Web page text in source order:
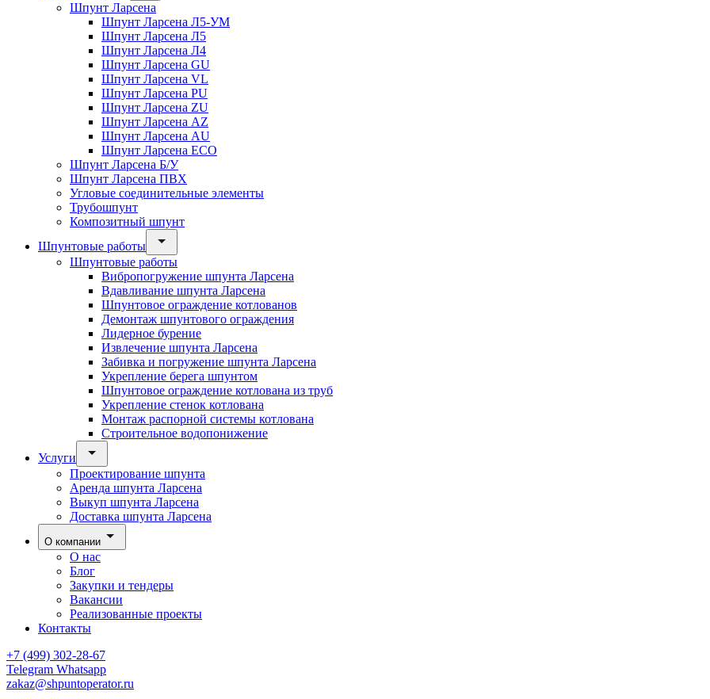
Шпунт Ларсена
Шпунт Ларсена Л5-УМ
Шпунт Ларсена Л5
Шпунт Ларсена Л4
Шпунт Ларсена GU
Шпунт Ларсена VL
Шпунт Ларсена PU
Шпунт Ларсена ZU
Шпунт Ларсена AZ
Шпунт Ларсена AU
Шпунт Ларсена ECO
Шпунт Ларсена Б/У
Шпунт Ларсена ПВХ
Угловые соединительные элементы
Трубошпунт
Композитный шпунт
Шпунтовые работы
Шпунтовые работы
Вибропогружение шпунта Ларсена
Вдавливание шпунта Ларсена
Шпунтовое ограждение котлованов
Демонтаж шпунтового ограждения
Лидерное бурение
Извлечение шпунта Ларсена
Забивка и погружение шпунта Ларсена
Укрепление берега шпунтом
Шпунтовое ограждение котлована из труб
Укрепление стенок котлована
Монтаж распорной системы котлована
Строительное водопонижение
Услуги
Проектирование шпунта
Аренда шпунта Ларсена
Выкуп шпунта Ларсена
Доставка шпунта Ларсена
О компании
О нас
Блог
Закупки и тендеры
Вакансии
Реализованные проекты
Контакты
+7 (499) 302-28-67
Telegram Whatsapp
zakaz@shpuntoperator.ru